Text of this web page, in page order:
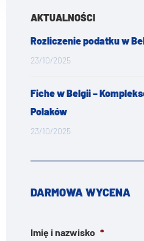
AKTUALNOŚCI
Rozliczenie podatku w
23/10/2025
Fiche w Belgii –
Polaków
23/10/2025
DARMOWA WYCENA
Imię i nazwisko *